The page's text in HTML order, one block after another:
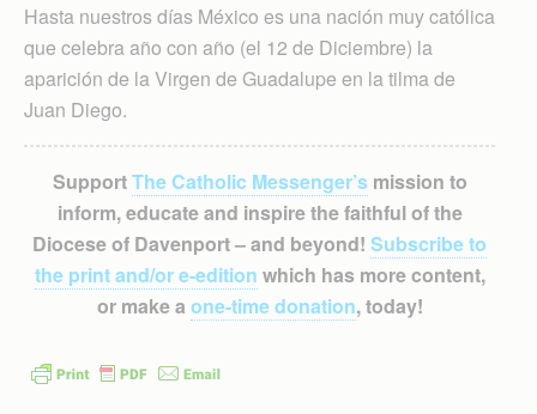
Hasta nuestros días México es una nación muy católica
que celebra año con año (el 12 de Diciembre) la
aparición de la Virgen de Guadalupe en la tilma de
Juan Diego.
SupportThe Catholic Messenger’smission to
inform, educate and inspire the faithful of the
Diocese of Davenport – and beyond! Subscribe to
the print and/or e-edition which has more content,
or make a one-time donation, today!